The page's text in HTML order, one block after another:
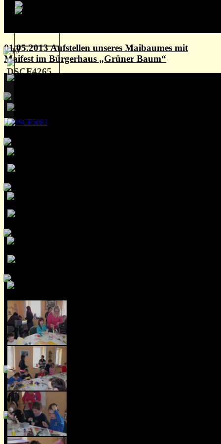
01.05.2013 Aufstellen unseres Maibaumes mit
Maifest im Bürgerhaus „Grüner Baum“